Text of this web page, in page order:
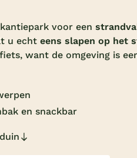
voor een
u echt eens slapen op het
want de omgeving is
en snackbar